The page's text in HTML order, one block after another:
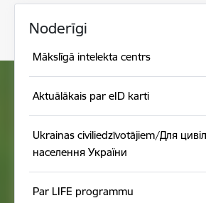
Noderīgi
Mākslīgā intelekta centrs
Aktuālākais par eID karti
Ukrainas civiliedzīvotājiem/Для
населення України
Par LIFE programmu